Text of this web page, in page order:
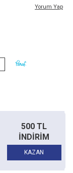
Yorum Yap
20.000 TL